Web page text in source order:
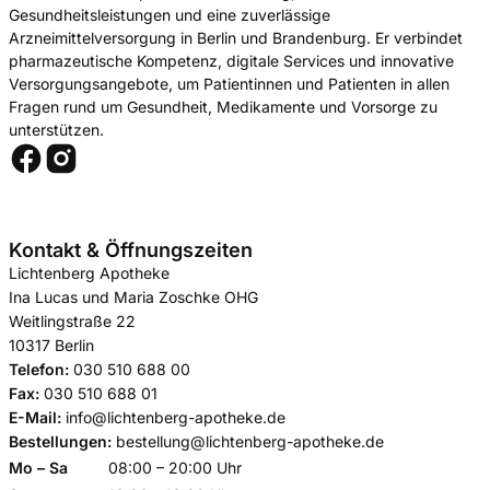
Gesundheitsleistungen und eine zuverlässige
Arzneimittelversorgung in Berlin und Brandenburg. Er verbindet
pharmazeutische Kompetenz, digitale Services und innovative
Versorgungsangebote, um Patientinnen und Patienten in allen
Fragen rund um Gesundheit, Medikamente und Vorsorge zu
unterstützen.
Kontakt & Öffnungszeiten
Lichtenberg Apotheke
Ina Lucas und Maria Zoschke OHG
Weitlingstraße 22
10317 Berlin
Telefon: 030 510 688 00
Fax: 030 510 688 01
E-Mail: info@lichtenberg-apotheke.de
Bestellungen: bestellung@lichtenberg-apotheke.de
Mo – Sa
08:00 – 20:00 Uhr